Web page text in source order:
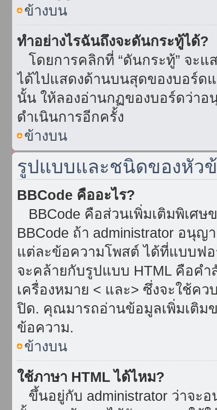
ข้างบน
ทำอย่างไรฉันถึงจะดันกระทู้ได้?
โดยการคลิกที่ “ดันกระทู้” จะ
ได้ไปแสดงด้านบนสุดของบอร์ด
นั้น ให้ลองอ่านกฏของบอร์ดว่า
ดำเนินการอีกครั้ง
ข้างบน
รูปแบบและชนิดของหัว
BBCode คืออะไร?
BBCode คือส่วนเพิ่มเติมพิเศ
BBCode ถ้า administrator อนุ
แต่ละข้อความโพสต์ ได้ที่แบบฟ
จะคล้ายกับรูปแบบ HTML คือคำ
เครื่องหมาย < และ> ซึ่งจะใช้ค
ปิด. คุณมารถอ่านข้อมูลเพิ่มเติม
ข้อความ.
ข้างบน
ใช้ภาษา HTML ได้ไหม?
ขึ้นอยู่กับ administrator ว่าจะ